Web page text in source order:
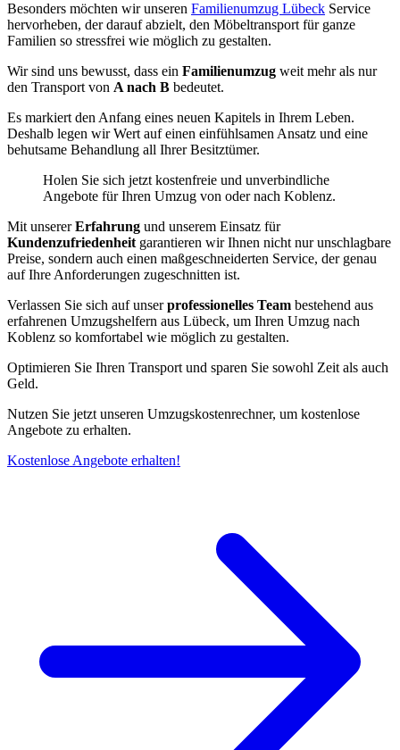
Besonders möchten wir unseren Familienumzug Lübeck Service
hervorheben, der darauf abzielt, den Möbeltransport für ganze
Familien so stressfrei wie möglich zu gestalten.
Wir sind uns bewusst, dass ein Familienumzug weit mehr als nur
den Transport von A nach B bedeutet.
Es markiert den Anfang eines neuen Kapitels in Ihrem Leben.
Deshalb legen wir Wert auf einen einfühlsamen Ansatz und eine
behutsame Behandlung all Ihrer Besitztümer.
Holen Sie sich jetzt kostenfreie und unverbindliche
Angebote für Ihren Umzug von oder nach Koblenz.
Mit unsererErfahrung und unserem Einsatz für
Kundenzufriedenheit garantieren wir Ihnen nicht nur unschlagbare
Preise, sondern auch einen maßgeschneiderten Service, der genau
auf Ihre Anforderungen zugeschnitten ist.
Verlassen Sie sich auf unserprofessionelles Team bestehend aus
erfahrenen Umzugshelfern aus Lübeck, um Ihren Umzug nach
Koblenz so komfortabel wie möglich zu gestalten.
Optimieren Sie Ihren Transport und sparen Sie sowohl Zeit als auch
Geld.
Nutzen Sie jetzt unseren Umzugskostenrechner, um kostenlose
Angebote zu erhalten.
Kostenlose Angebote erhalten!